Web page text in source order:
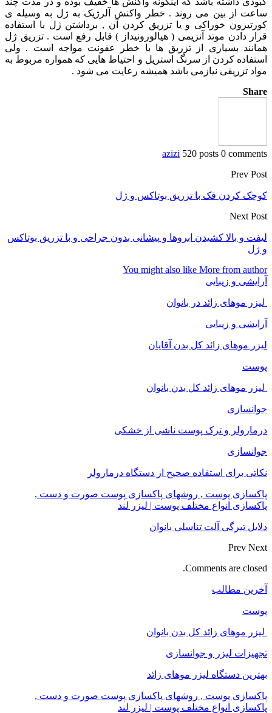
ساعت از بین می روند . خطر واکنش آلرژیک به ژل به وسیله ی
کورتیزون خوراکی و یا تزریق کردن آن , برداشتن ژل با استفاده
قرار دادن موتد آنزیمی ( هیالورونیداز ) قابل رفع است . تزریق ژل
همانند بسیاری از تزریق ها با خطر عفونت مواجه است . ولی
استفاده کردن از سرنگ استریل و احتیاط هایی که همواره مربوط به
مواد تزریقی نیازمی باشد همیشه رعایت می شود .
Share
azizi 520 posts 0 comments
Prev Post
کوچک کردن فک با تزریق بوتاکس و ژل
Next Post
لیفت و بالا کشیدن ابروها و پیشانی بدون جراحی و با تزریق بوتاکس
و ژل
You might also like More from author
آرایشی و زیبایی
لیزر موهای زائد در بانوان
آرایشی و زیبایی
لیزر موهای زائد کل بدن آقایان
پوست
لیزر موهای زائد کل بدن بانوان
جوانسازی
درمارولر و ترک پوست ناشی از خشکی
جوانسازی
نکاتی برای استفاده صحیح از دستگاه درمارولر
پاکسازی پوست , روشهای پاکسازی پوست صورت و دست ,
پاکسازی انواع مختلف پوست | لیزر لند
دلایل تیرگی آلت تناسلی بانوان
Prev Next
Comments are closed.
آخرین مطالب
پوست
لیزر موهای زائد کل بدن بانوان
تجهیزات لیزر و جوانسازی
بهترین دستگاه لیزر موهای زائد
پاکسازی پوست , روشهای پاکسازی پوست صورت و دست ,
پاکسازی انواع مختلف پوست | لیزر لند